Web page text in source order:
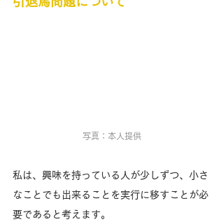
写真：本人提供
私は、興味を持っている人が少しずつ、小さ
なことでも出来ることを実行に移すことが必
要であると考えます。